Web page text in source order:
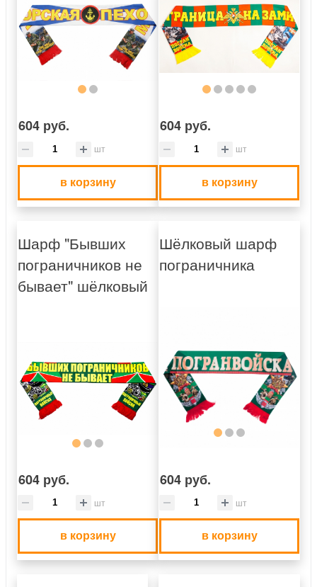
604 руб.
шт
в корзину
604 руб.
шт
в корзину
Шарф "Бывших
пограничников не
бывает" шёлковый
604 руб.
шт
в корзину
Шёлковый шарф
пограничника
604 руб.
шт
в корзину